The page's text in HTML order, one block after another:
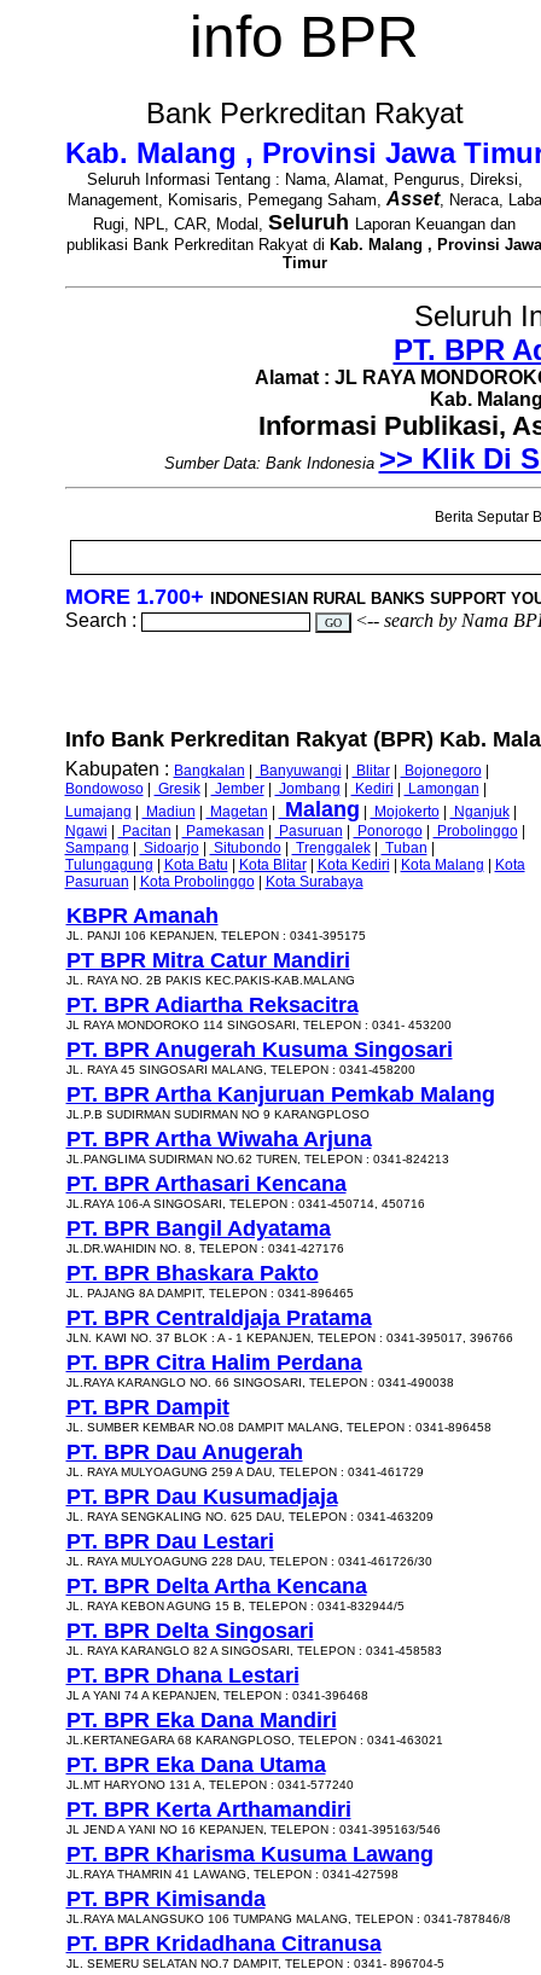
info BPR
Bank Perkreditan Rakyat
Kab. Malang , Provinsi Jawa
Seluruh Informasi Tentang : Nama, Alamat, Pengurus, Direksi,
Management, Komisaris, Pemegang Saham,Asset, Neraca, Laba
Rugi, NPL, CAR, Modal, Seluruh Laporan Keuangan dan
publikasi Bank Perkreditan Rakyat di Kab. Malang , Provinsi Jawa
Timur
Seluruh
PT. BPR
Alamat : JL RAYA
Kab.
Informasi Publikasi,
Sumber Data: Bank Indonesia >> Klik Di
Berita Seputar
MORE 1.700+ INDONESIAN RURAL BANKS SUPPORT
Search : <-- search by Nama
Info Bank Perkreditan Rakyat (BPR) Kab.
Kabupaten : Bangkalan Banyuwangi Blitar| Bojonegoro|
Bondowoso| Gresik| Jember| Jombang Kediri Lamongan
Lumajang
Madiun Magetan Malang Mojokerto| Nganjuk|
Ngawi
Pacitan Pamekasan Pasuruan Ponorogo| Probolinggo|
Sampang
Sidoarjo| Situbondo| Trenggalek| Tuban
Tulungagung
Kota Batu Kota Blitar| Kota Kediri Kota Malang
Kota
Pasuruan
Kota Probolinggo| Kota Surabaya
KBPR Amanah
JL. PANJI 106 KEPANJEN, TELEPON : 0341-395175
PT BPR Mitra Catur Mandiri
JL. RAYA NO. 2B PAKIS KEC.PAKIS-KAB.MALANG
PT. BPR Adiartha Reksacitra
JL RAYA MONDOROKO 114 SINGOSARI, TELEPON : 0341- 453200
PT. BPR Anugerah Kusuma Singosari
JL. RAYA 45 SINGOSARI MALANG, TELEPON : 0341-458200
PT. BPR Artha Kanjuruan Pemkab Malang
JL.P.B SUDIRMAN SUDIRMAN NO 9 KARANGPLOSO
PT. BPR Artha Wiwaha Arjuna
JL.PANGLIMA SUDIRMAN NO.62 TUREN, TELEPON : 0341-824213
PT. BPR Arthasari Kencana
JL.RAYA 106-A SINGOSARI, TELEPON : 0341-450714, 450716
PT. BPR Bangil Adyatama
JL.DR.WAHIDIN NO. 8, TELEPON : 0341-427176
PT. BPR Bhaskara Pakto
JL. PAJANG 8A DAMPIT, TELEPON : 0341-896465
PT. BPR Centraldjaja Pratama
JLN. KAWI NO. 37 BLOK : A - 1 KEPANJEN, TELEPON : 0341-395017, 396766
PT. BPR Citra Halim Perdana
JL.RAYA KARANGLO NO. 66 SINGOSARI, TELEPON : 0341-490038
PT. BPR Dampit
JL. SUMBER KEMBAR NO.08 DAMPIT MALANG, TELEPON : 0341-896458
PT. BPR Dau Anugerah
JL. RAYA MULYOAGUNG 259 A DAU, TELEPON : 0341-461729
PT. BPR Dau Kusumadjaja
JL. RAYA SENGKALING NO. 625 DAU, TELEPON : 0341-463209
PT. BPR Dau Lestari
JL. RAYA MULYOAGUNG 228 DAU, TELEPON : 0341-461726/30
PT. BPR Delta Artha Kencana
JL. RAYA KEBON AGUNG 15 B, TELEPON : 0341-832944/5
PT. BPR Delta Singosari
JL. RAYA KARANGLO 82 A SINGOSARI, TELEPON : 0341-458583
PT. BPR Dhana Lestari
JL A YANI 74 A KEPANJEN, TELEPON : 0341-396468
PT. BPR Eka Dana Mandiri
JL.KERTANEGARA 68 KARANGPLOSO, TELEPON : 0341-463021
PT. BPR Eka Dana Utama
JL.MT HARYONO 131 A, TELEPON : 0341-577240
PT. BPR Kerta Arthamandiri
JL JEND A YANI NO 16 KEPANJEN, TELEPON : 0341-395163/546
PT. BPR Kharisma Kusuma Lawang
JL.RAYA THAMRIN 41 LAWANG, TELEPON : 0341-427598
PT. BPR Kimisanda
JL.RAYA MALANGSUKO 106 TUMPANG MALANG, TELEPON : 0341-787846/8
PT. BPR Kridadhana Citranusa
JL. SEMERU SELATAN NO.7 DAMPIT, TELEPON : 0341- 896704-5